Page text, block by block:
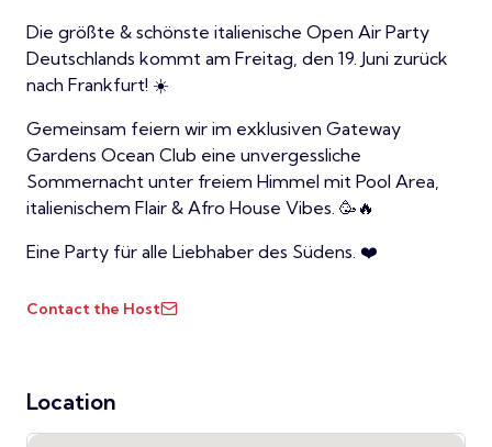
Die größte & schönste italienische Open Air Party
Deutschlands kommt am Freitag, den 19. Juni zurück
nach Frankfurt! ☀️
Gemeinsam feiern wir im exklusiven Gateway
Gardens Ocean Club eine unvergessliche
Sommernacht unter freiem Himmel mit Pool Area,
italienischem Flair & Afro House Vibes. 🥳🔥
Eine Party für alle Liebhaber des Südens. ❤️
Contact the Host
Location